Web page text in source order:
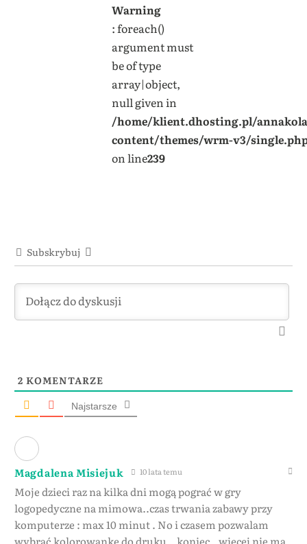
Warning
: foreach()
argument must
be of type
array|object,
null given in
/home/klient.dhosting.pl/
content/themes/wrm-v3/
on line239
Subskrybuj
2 KOMENTARZE
Najstarsze
Magdalena Misiejuk 10 lata temu
Moje dzieci raz na kilka dni mogą pograć w gry
logopedyczne na mimowa..czas trwania zabawy przy
komputerze : max 10 minut . No i czasem pozwalam
wybrać kolorowankę do druku…koniec.. więcej nie ma.